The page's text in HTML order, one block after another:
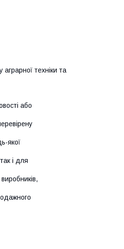
техніки та
або
якої
і для